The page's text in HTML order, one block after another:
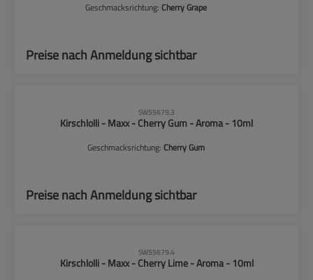
Geschmacksrichtung: Cherry Grape
Preise nach Anmeldung sichtbar
SW55679.3
Kirschlolli - Maxx - Cherry Gum - Aroma - 10ml
Geschmacksrichtung: Cherry Gum
Preise nach Anmeldung sichtbar
SW55679.4
Kirschlolli - Maxx - Cherry Lime - Aroma - 10ml